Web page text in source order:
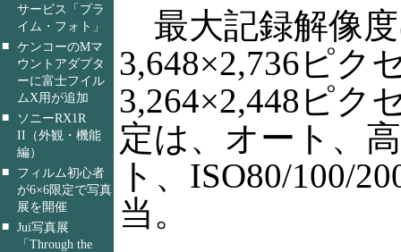
サービス「プラ
イム・フォト」
■ ケンコーのMマ
ウントアダプタ
ーに富士フイル
ムX用が追加
■
ソニーRX1R
II（外観・機能
編）
■
フィルム初心者
が6×6限定で写真
展を開催
■ Jui写真展
「Through the
最大記録解像
3,648×2,736ピク
3,264×2,448ピク
定は、オート、
ト、ISO80/100/
当。